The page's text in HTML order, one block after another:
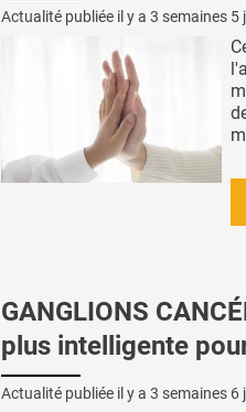
Actualité publiée il y a 3 semaines 5
GANGLIONS
plus intelligente
Actualité publiée il y a 3 semaines 6